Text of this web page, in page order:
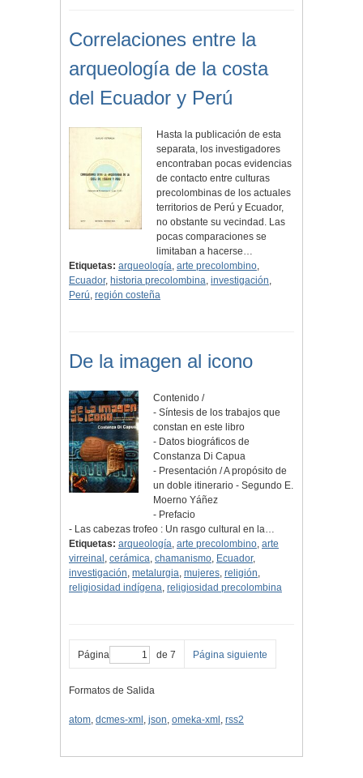
Correlaciones entre la
arqueología de la costa
del Ecuador y Perú
Hasta la publicación de esta
separata, los investigadores
encontraban pocas evidencias
de contacto entre culturas
precolombinas de los actuales
territorios de Perú y Ecuador,
no obstante su vecindad. Las
pocas comparaciones se
limitaban a hacerse…
Etiquetas: arqueología, arte precolombino,
Ecuador, historia precolombina, investigación,
Perú, región costeña
De la imagen al icono
Contenido /
- Síntesis de los trabajos que
constan en este libro
- Datos biográficos de
Constanza Di Capua
- Presentación / A propósito de
un doble itinerario - Segundo E.
Moerno Yáñez
- Prefacio
- Las cabezas trofeo : Un rasgo cultural en la…
Etiquetas: arqueología, arte precolombino, arte
virreinal , cerámica, chamanismo, Ecuador,
investigación, metalurgia, mujeres, religión,
religiosidad indígena, religiosidad precolombina
Página de 7 Página siguiente
Formatos de Salida
atom, dcmes-xml , json, omeka-xml , rss2